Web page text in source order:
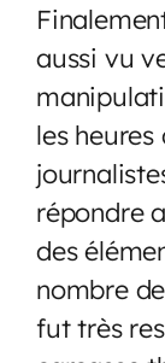
aussi vu
les heures
répondre
des
nombre
fut très